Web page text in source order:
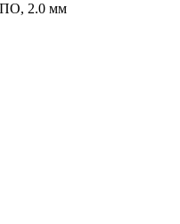
2.0 мм